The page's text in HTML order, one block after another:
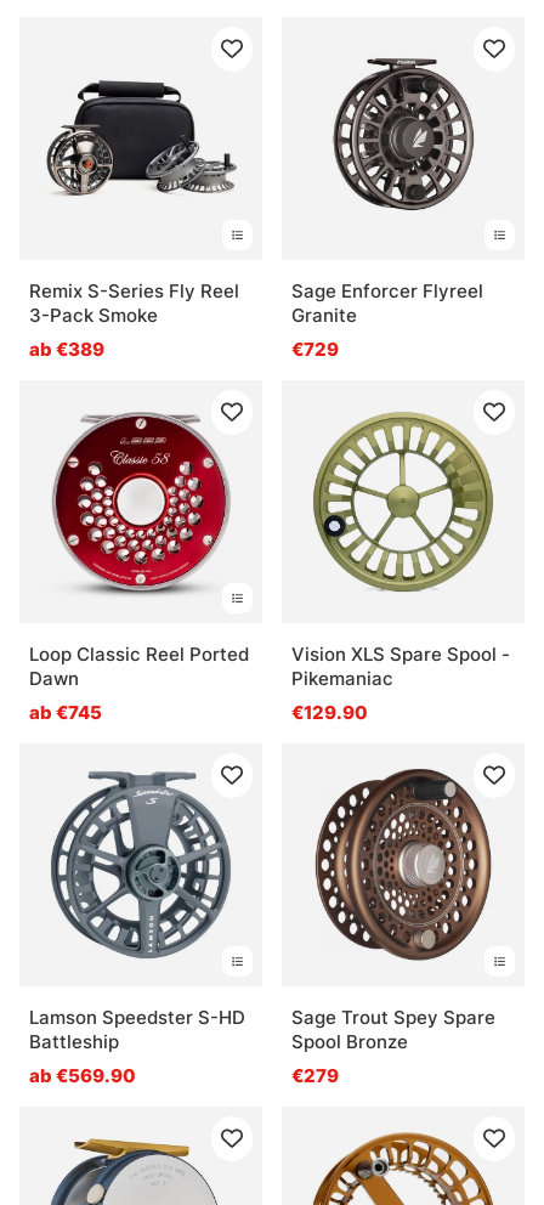
Remix S-Series Fly Reel
3-Pack Smoke
ab €389
Sage Enforcer Flyreel
Granite
€729
Loop Classic Reel Ported
Dawn
ab €745
Vision XLS Spare Spool -
Pikemaniac
€129.90
Lamson Speedster S-HD
Battleship
ab €569.90
Sage Trout Spey Spare
Spool Bronze
€279